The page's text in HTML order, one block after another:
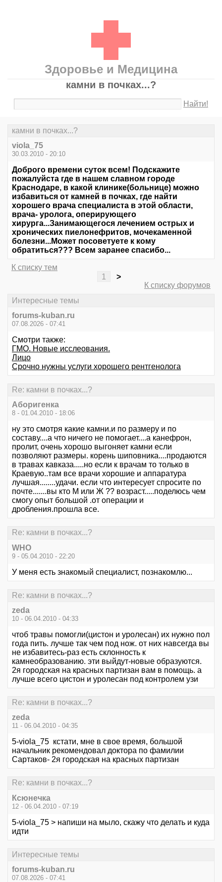
Здоровье и Медицина
камни в почках...?
Найти!
камни в почках...?
viola_75
30.03.2010 - 20:10
Доброго времени суток всем! Подскажите
пожалуйста где в нашем славном городе
Краснодаре, в какой клинике(больнице) можно
избавиться от камней в почках, где найти
хорошего врача специалиста в этой области,
врача- уролога, оперирующего
хирурга...Занимающегося лечением острых и
хронических пиелонефритов, мочекаменной
болезни...Может посоветуете к кому
обратиться??? Всем заранее спасибо...
К списку тем
1
>
К списку форумов
Интересные темы
forums-kuban.ru
07.08.2026 - 07:41
Смотри также:
ГМО. Новые исслеования.
Лицо
Срочно нужны услуги хорошего рентгенолога
Re: камни в почках...?
Аборигенка
8 - 01.04.2010 - 18:06
ну это смотря какие камни.и по размеру и по
составу....а что ничего не помогает....а канефрон,
пролит, очень хорошо выгоняет камни если
позволяют размеры. корень шиповника....продаются
в травах кавказа.....но если к врачам то только в
Краевую..там все врачи хорошие и аппаратура
лучшая........удачи. если что интересует спросите по
почте.......вы кто М или Ж ?? возраст.....поделюсь чем
смогу опыт большой .от операции и
дробления.прошла все.
Re: камни в почках...?
WHO
9 - 05.04.2010 - 22:20
У меня есть знакомый специалист, познакомлю...
Re: камни в почках...?
zeda
10 - 06.04.2010 - 04:33
чтоб травы помогли(цистон и уролесан) их нужно пол
года пить. лучше так чем под нож. от них навсегда вы
не избавитесь-раз есть склонность к
камнеобразованию. эти выйдут-новые образуются.
2я городская на красных партизан вам в помощь. а
лучше всего цистон и уролесан под контролем узи
Re: камни в почках...?
zeda
11 - 06.04.2010 - 04:35
5-viola_75 кстати, мне в свое время, большой
начальник рекомендовал доктора по фамилии
Сартаков- 2я городская на красных партизан
Re: камни в почках...?
Ксюнечка
12 - 06.04.2010 - 07:19
5-viola_75 > напиши на мыло, скажу что делать и куда
идти
Интересные темы
forums-kuban.ru
07.08.2026 - 07:41